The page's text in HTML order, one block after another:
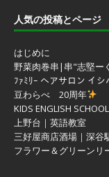
人気の投稿とページ
はじめに
野菜肉巻串|串"志堅ー
ﾌｧﾐﾘｰ ヘアサロン イ
豆わらべ 20周年
KIDS ENGLISH
上野台｜英語教室
三好屋商店酒場｜深
フラワー＆グリーンリ